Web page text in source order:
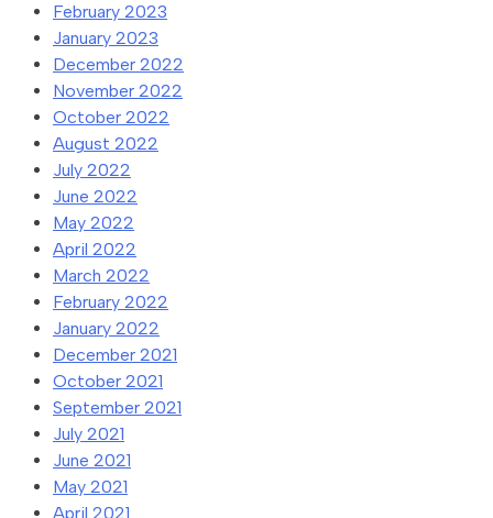
February 2023
January 2023
December 2022
November 2022
October 2022
August 2022
July 2022
June 2022
May 2022
April 2022
March 2022
February 2022
January 2022
December 2021
October 2021
September 2021
July 2021
June 2021
May 2021
April 2021